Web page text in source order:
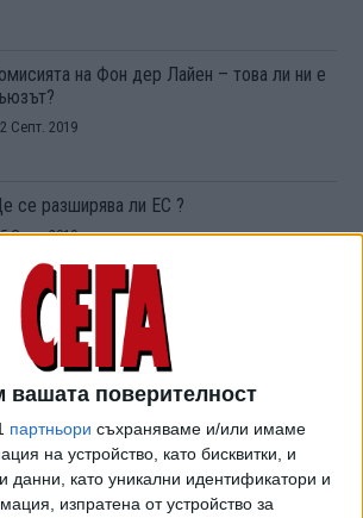
вашата поверителност
партньори съхраняваме и/или имаме
на устройство, като бисквитки, и
данни, като уникални идентификатори и
изпратена от устройство за
на Фон дер Лайен – това ли ни е
Септ. 2019
се разширява ли ЕС ?
Септ. 2019
механизъм, който не
в България и Румъния
Авг. 2019
софийска елитарност
Авг. 2019